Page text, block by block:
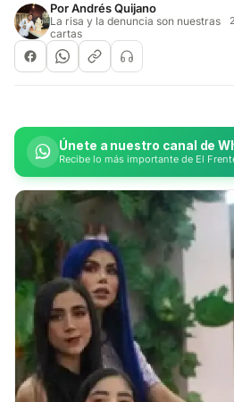
PorAndrés Quijano
La risa y la denuncia son nuestras
cartas
Únete a nuestro canal de
Recibe lo más importante de El